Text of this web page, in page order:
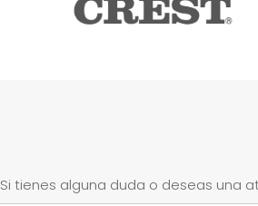
Si tienes alguna duda o deseas una